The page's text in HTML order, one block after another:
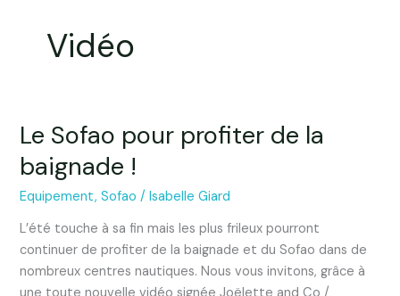
Vidéo
Le Sofao pour profiter de la
baignade !
Equipement,Sofao /Isabelle Giard
L’été touche à sa fin mais les plus frileux pourront
continuer de profiter de la baignade et du Sofao dans de
nombreux centres nautiques. Nous vous invitons, grâce à
Le
pour
profiter
la
baignade
!